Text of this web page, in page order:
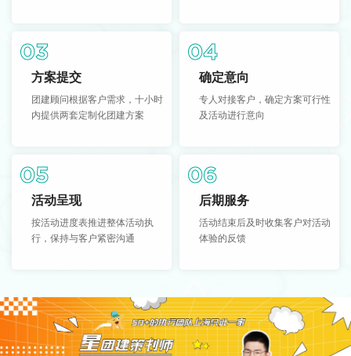
03
方案提交
团建顾问根据客户需求，十小时
内提供两套定制化团建方案
04
确定意向
专人对接客户，确定方案可行性
及活动进行意向
05
活动呈现
按活动进度表推进整体活动执
行，保持与客户紧密沟通
06
后期服务
活动结束后及时收集客户对活动
体验的反馈